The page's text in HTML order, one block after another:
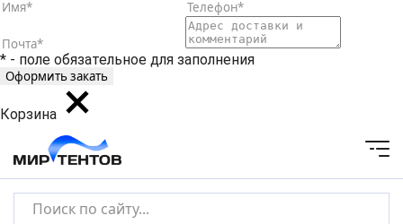
* - поле обязательное для заполнения
Корзина